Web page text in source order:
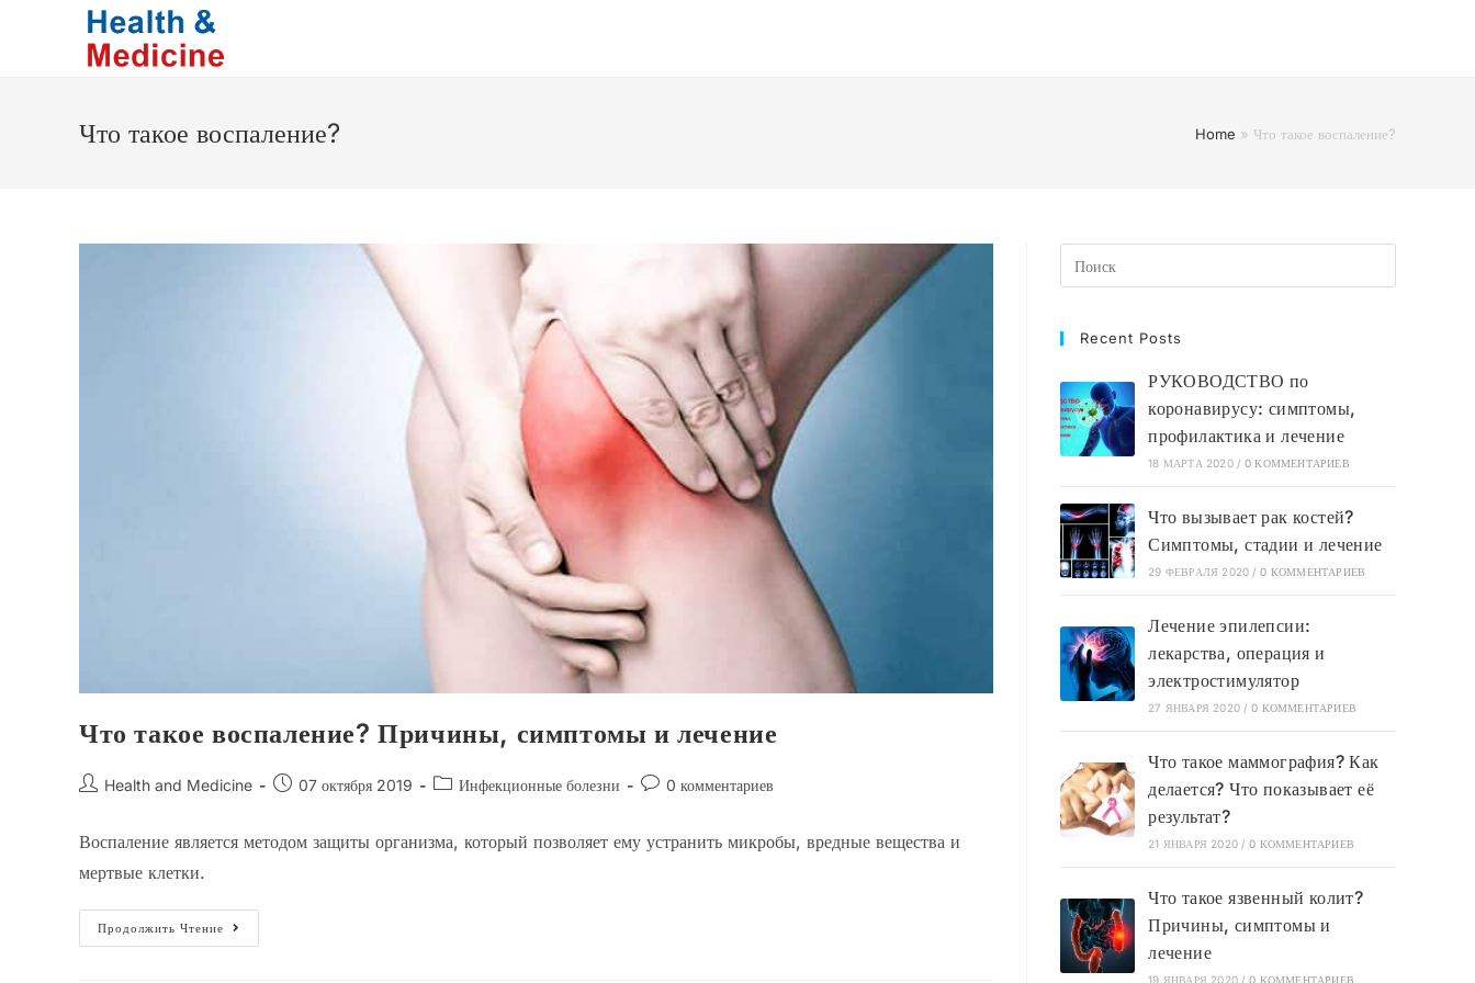
содержимому
Что такое воспаление? Home » Что такое воспаление?
Что такое воспаление? Причины, симптомы и лечение
АвторHealth and Medicine
Запись07 октября 2019
РубрикаИнфекционные болезни
Комментарии
0 комментариев
Воспаление является методом защиты организма, который позволяет ему устранить микробы, вредные вещества и
мертвые клетки.
Продолжить Чтение
Что
Такое
Recent Posts
РУКОВОДСТВО по
коронавирусу: симптомы,
профилактика и лечение
18 МАРТА 2020 / 0 КОММЕНТАРИЕВ
Что вызывает рак костей?
Симптомы, стадии и лечение
29 ФЕВРАЛЯ 2020 / 0 КОММЕНТАРИЕВ
Лечение эпилепсии:
лекарства, операция и
электростимулятор
27 ЯНВАРЯ 2020 / 0 КОММЕНТАРИЕВ
Что такое маммография? Как
делается? Что показывает её
результат?
21 ЯНВАРЯ 2020 / 0 КОММЕНТАРИЕВ
Что такое язвенный колит?
Причины, симптомы и
лечение
19 ЯНВАРЯ 2020 / 0 КОММЕНТАРИЕВ